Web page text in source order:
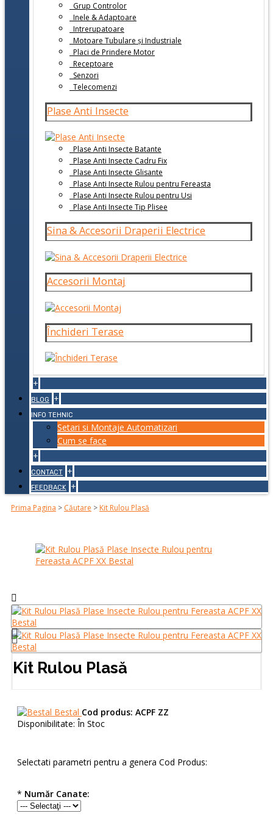
Grup Controlor
Inele & Adaptoare
Intrerupatoare
Motoare Tubulare și Industriale
Placi de Prindere Motor
Receptoare
Senzori
Telecomenzi
Plase Anti Insecte
Plase Anti Insecte Batante
Plase Anti Insecte Cadru Fix
Plase Anti Insecte Glisante
Plase Anti Insecte Rulou pentru Fereasta
Plase Anti Insecte Rulou pentru Usi
Plase Anti Insecte Tip Plisee
Sina & Accesorii Draperii Electrice
Accesorii Montaj
Închideri Terase
+
BLOG +
INFO TEHNIC
Setari si Montaje Automatizari
Cum se face
+
CONTACT +
FEEDBACK +
Prima Pagina > Căutare > Kit Rulou Plasă
Kit Rulou Plasă
Bestal Cod produs: ACPF ZZ
Disponibilitate: În Stoc
Selectati parametri pentru a genera Cod Produs:
* Număr Canate: